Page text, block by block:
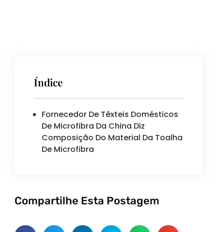
Índice
Fornecedor De Têxteis Domésticos
De Microfibra Da China Diz
Composição Do Material Da Toalha
De Microfibra
Compartilhe Esta Postagem